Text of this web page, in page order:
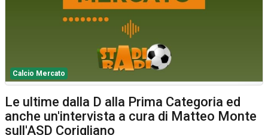
Calcio Mercato
Le ultime dalla D alla Prima Categoria ed
anche un'intervista a cura di Matteo Monte
sull'ASD Corigliano